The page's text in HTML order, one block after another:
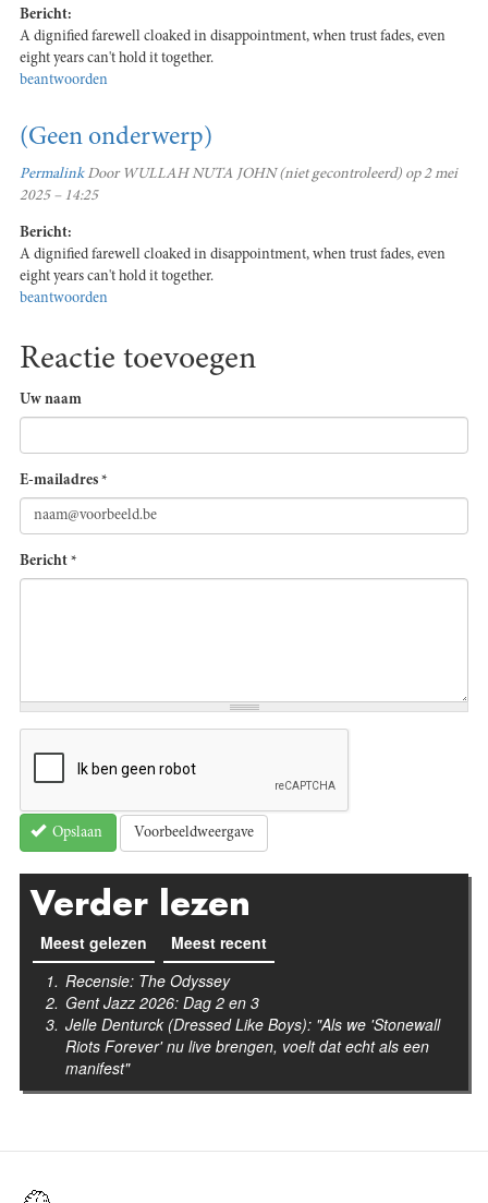
Bericht:
A dignified farewell cloaked in disappointment, when trust fades, even
eight years can't hold it together.
beantwoorden
(Geen onderwerp)
PermalinkDoor WULLAH NUTA JOHN (niet gecontroleerd) op 2 mei
2025 – 14:25
Bericht:
A dignified farewell cloaked in disappointment, when trust fades, even
eight years can't hold it together.
beantwoorden
Reactie toevoegen
Uw naam
E-mailadres *
Bericht *
Opslaan Voorbeeldweergave
Verder lezen
Meest gelezen (actieve tabblad)
Meest recent
Recensie: The Odyssey
Gent Jazz 2026: Dag 2 en 3
Jelle Denturck (Dressed Like Boys): "Als we 'Stonewall
Riots Forever' nu live brengen, voelt dat echt als een
manifest"